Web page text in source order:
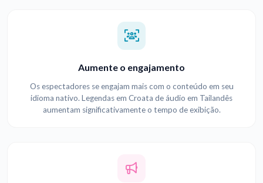
Aumente o engajamento
Os espectadores se engajam mais com o conteúdo em seu
idioma nativo. Legendas em Croata de áudio em Tailandês
aumentam significativamente o tempo de exibição.